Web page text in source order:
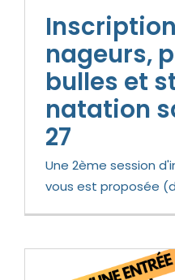
nageurs,
bulles et
natation
27
Une 2ème session
vous est proposée